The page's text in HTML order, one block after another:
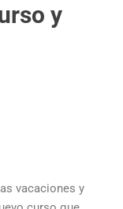
y
vacaciones y